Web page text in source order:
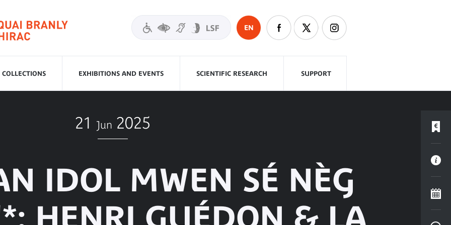
EN
COLLECTIONS EXHIBITIONS AND EVENTS SCIENTIFIC RESEARCH SUPPORT
21 Jun 2025
IDOL MWEN SÉ NÈG
HENRI GUÉDON & LA